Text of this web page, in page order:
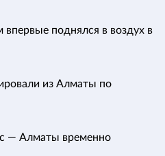
поднялся в воздух в
из Алматы по
— Алматы временно